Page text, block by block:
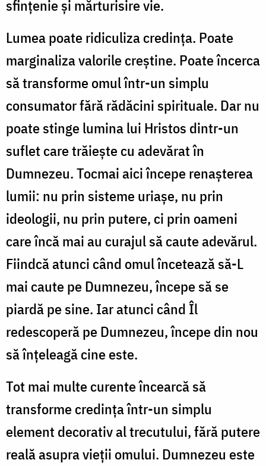
sfințenie și mărturisire vie.
Lumea poate ridiculiza credința. Poate
marginaliza valorile creștine. Poate încerca
să transforme omul într-un simplu
consumator fără rădăcini spirituale. Dar nu
poate stinge lumina lui Hristos dintr-un
suflet care trăiește cu adevărat în
Dumnezeu. Tocmai aici începe renașterea
lumii: nu prin sisteme uriașe, nu prin
ideologii, nu prin putere, ci prin oameni
care încă mai au curajul să caute adevărul.
Fiindcă atunci când omul încetează să-L
mai caute pe Dumnezeu, începe să se
piardă pe sine. Iar atunci când Îl
redescoperă pe Dumnezeu, începe din nou
să înțeleagă cine este.
Tot mai multe curente încearcă să
transforme credința într-un simplu
element decorativ al trecutului, fără putere
reală asupra vieții omului. Dumnezeu este